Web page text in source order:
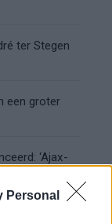
Personal
ter Stegen
een groter
‘Ajax-
coacht,